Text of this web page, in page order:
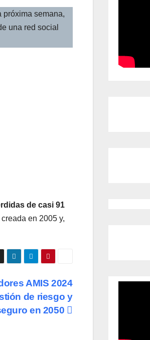
próxima semana,
una red social
de casi 91
en 2005 y,
AMIS 2024
de riesgo y
en 2050